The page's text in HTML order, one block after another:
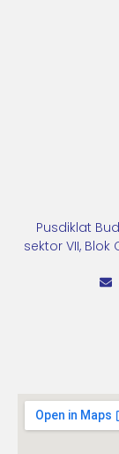
Pusdiklat
sektor VII,